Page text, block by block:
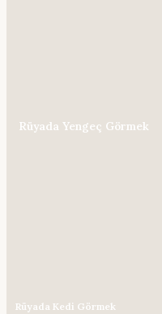
Rüyada Yengeç Görmek
Rüyada Kedi Görmek